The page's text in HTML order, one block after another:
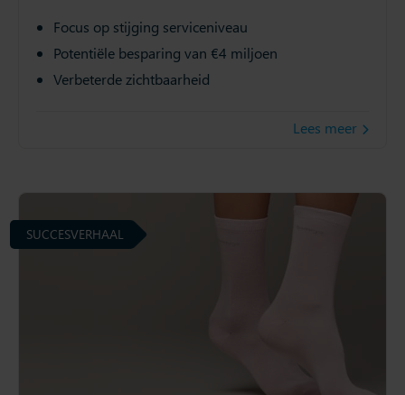
Focus op stijging serviceniveau
Potentiële besparing van €4 miljoen
Verbeterde zichtbaarheid
Lees meer
SUCCESVERHAAL